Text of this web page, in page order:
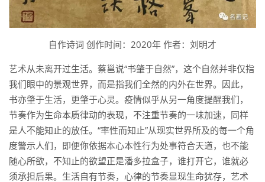
自作诗词 创作时间：2020年 作者：刘明才
艺术从未离开过生活。蔡邕说“书肇于自然”，这个自然并非仅指
我们眼中的景观世界，而是指我们全然的内外在世界。因此，
书亦肇于生活，更肇于心灵。疫情似乎从另一角度提醒我们，
节奏作为生命本质律动的表现，不注重节奏的一味加速，同样
是人不能知止的放任。“率性而知止”从现实世界所及的每一个角
度警示人们，即便你依据本心本性行为处事符合天道，也不能
随心所欲，不知止的欲望正是潘多拉盒子，谁打开它，谁就必
须承担后果。生活自有节奏，心律的节奏显现生命犹存，艺术